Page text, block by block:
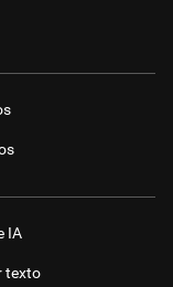
IA
texto